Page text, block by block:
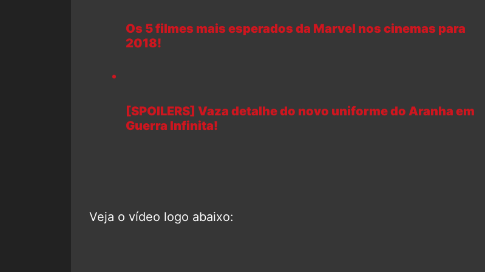
Os 5 filmes mais esperados da Marvel nos cinemas para
2018!
[SPOILERS] Vaza detalhe do novo uniforme do Aranha em
Guerra Infinita!
Veja o vídeo logo abaixo: